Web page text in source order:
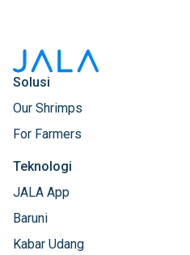
Solusi
Our Shrimps
For Farmers
Teknologi
JALA App
Baruni
Kabar Udang